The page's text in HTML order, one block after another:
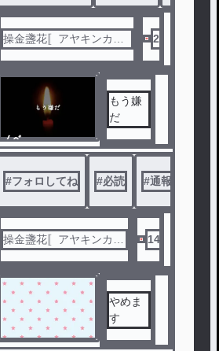
操金盞花〚アヤキンカソ
2
ノベ
ル
もう嫌
だ
#フォロしてね #必読 #通報❌アンチ
操金盞花〚アヤキンカソ
14
やめま
す